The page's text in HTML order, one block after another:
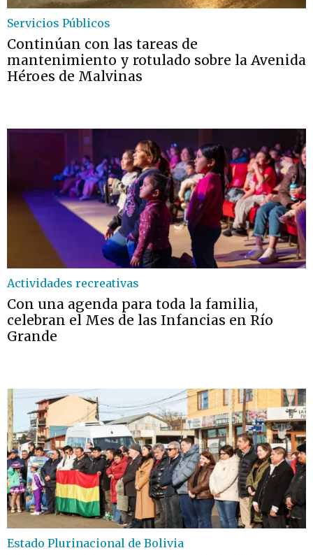
Servicios Públicos
Continúan con las tareas de
mantenimiento y rotulado sobre la Avenida
Héroes de Malvinas
Actividades recreativas
Con una agenda para toda la familia,
celebran el Mes de las Infancias en Río
Grande
Estado Plurinacional de Bolivia